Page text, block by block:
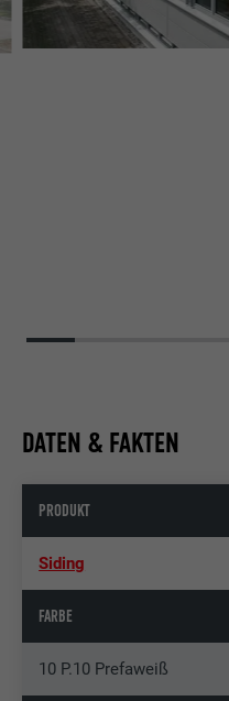
DATEN & FAKTEN
PRODUKT
Siding
FARBE
10 P.10 Prefaweiß